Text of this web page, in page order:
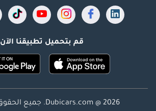
قم بتحميل تطبيقنا الآن
Dubicars.com @ 2026. جميع الحقوق محفوظة.